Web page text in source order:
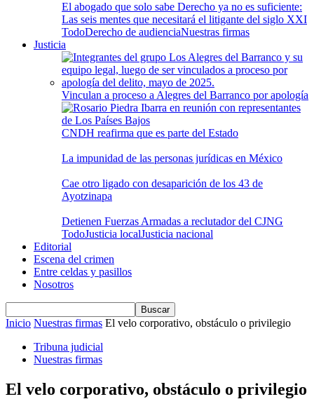
El abogado que solo sabe Derecho ya no es suficiente:
Las seis mentes que necesitará el litigante del siglo XXI
TodoDerecho de audienciaNuestras firmas
Justicia
Vinculan a proceso a Alegres del Barranco por apología
CNDH reafirma que es parte del Estado
La impunidad de las personas jurídicas en México
Cae otro ligado con desaparición de los 43 de
Ayotzinapa
Detienen Fuerzas Armadas a reclutador del CJNG
TodoJusticia localJusticia nacional
Editorial
Escena del crimen
Entre celdas y pasillos
Nosotros
Inicio Nuestras firmas El velo corporativo, obstáculo o privilegio
Tribuna judicial
Nuestras firmas
El velo corporativo, obstáculo o privilegio